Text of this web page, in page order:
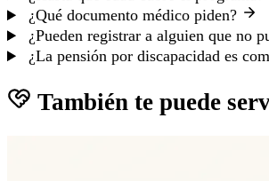
¿Qué documento médico piden?
¿Pueden registrar a alguien que no
¿La pensión por discapacidad es
También te puede